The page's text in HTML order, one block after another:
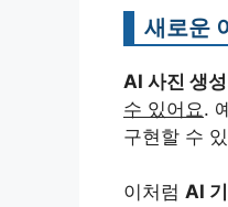
새로운
AI 사진 생
수 있어요.
구현할 수
이처럼 AI